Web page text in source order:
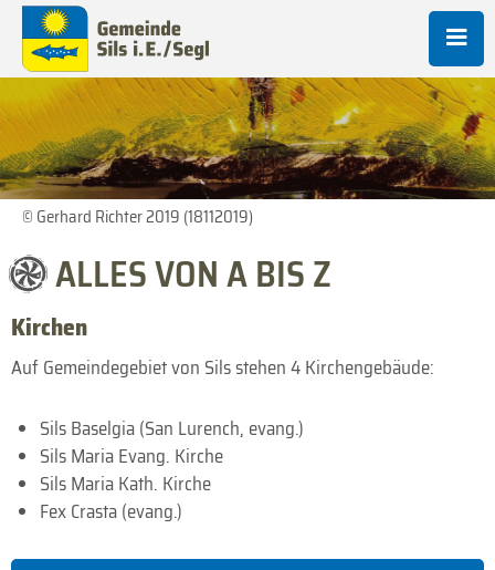
© Gerhard Richter 2019 (18112019)
ALLES VON A BIS Z
Kirchen
Auf Gemeindegebiet von Sils stehen 4 Kirchengebäude:
Sils Baselgia (San Lurench, evang.)
Sils Maria Evang. Kirche
Sils Maria Kath. Kirche
Fex Crasta (evang.)